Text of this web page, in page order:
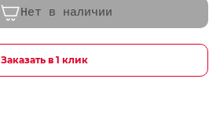
Нет в наличии
Заказать в 1 клик